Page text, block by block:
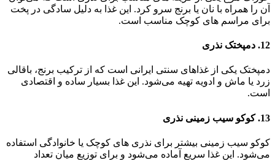
آن را همراه با نان یا برنج سرو کرد. این غذا به دلیل سادگی در پخت
برای مراسم‌ های کوچک مناسب است.
12. دمپختک نذری
دمپختک یکی از غذاهای سنتی ایرانی است که از ترکیب برنج، باقالی
زرد یا ماش و ادویه تهیه می‌شود. این غذا بسیار ساده و اقتصادی
است.
13. کوکو سیب زمینی نذری
کوکو سیب زمینی بیشتر برای نذری‌ های کوچک یا خانوادگی استفاده
می‌شود. این غذا سریع آماده می‌شود و برای توزیع میان تعداد